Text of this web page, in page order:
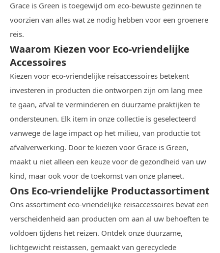
Grace is Green is toegewijd om eco-bewuste gezinnen te
voorzien van alles wat ze nodig hebben voor een groenere
reis.
Waarom Kiezen voor Eco-vriendelijke
Accessoires
Kiezen voor eco-vriendelijke reisaccessoires betekent
investeren in producten die ontworpen zijn om lang mee
te gaan, afval te verminderen en duurzame praktijken te
ondersteunen. Elk item in onze collectie is geselecteerd
vanwege de lage impact op het milieu, van productie tot
afvalverwerking. Door te kiezen voor Grace is Green,
maakt u niet alleen een keuze voor de gezondheid van uw
kind, maar ook voor de toekomst van onze planeet.
Ons Eco-vriendelijke Productassortiment
Ons assortiment eco-vriendelijke reisaccessoires bevat een
verscheidenheid aan producten om aan al uw behoeften te
voldoen tijdens het reizen. Ontdek onze duurzame,
lichtgewicht reistassen, gemaakt van gerecyclede